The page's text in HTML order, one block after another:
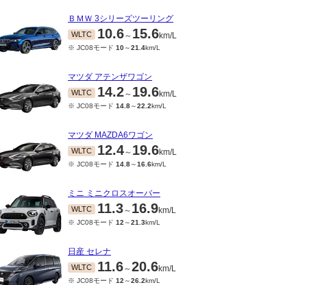
ＢＭＷ 3シリーズツーリング
WLTC 10.6～ 15.6km/L
※ JC08モード 10～21.4km/L
マツダ アテンザワゴン
WLTC 14.2～ 19.6km/L
※ JC08モード 14.8～22.2km/L
マツダ MAZDA6ワゴン
WLTC 12.4～ 19.6km/L
※ JC08モード 14.8～16.6km/L
ミニ ミニクロスオーバー
WLTC 11.3～ 16.9km/L
※ JC08モード 12 ～21.3km/L
日産 セレナ
WLTC 11.6～20.6km/L
※ JC08モード 12 ～26.2km/L